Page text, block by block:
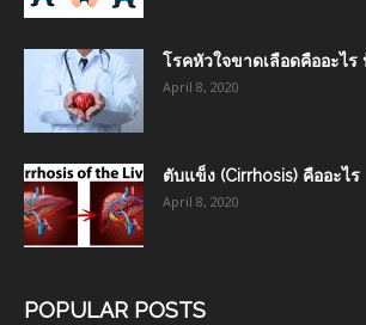
โรคหัวใจขาดเลือดคืออะไร
April 8, 2020
ตับแข็ง (Cirrhosis) คืออะไร
April 8, 2020
POPULAR POSTS